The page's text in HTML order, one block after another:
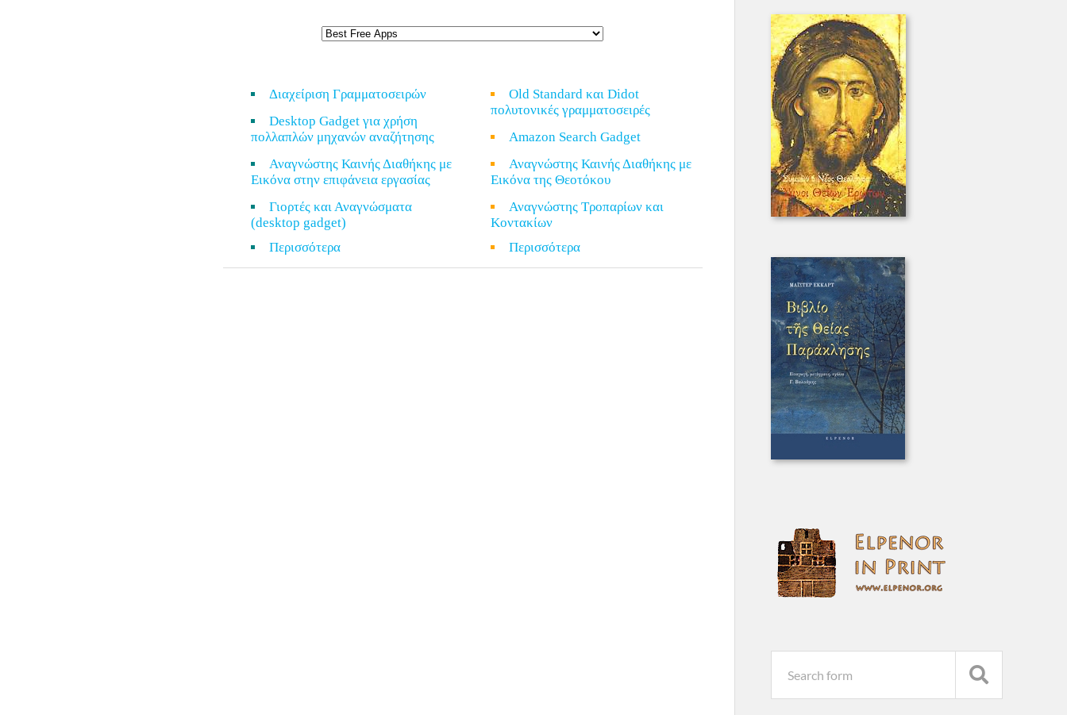
Διαχείριση Γραμματοσειρών
Desktop Gadget για χρήση
πολλαπλών μηχανών αναζήτησης
Αναγνώστης Καινής Διαθήκης με
Εικόνα στην επιφάνεια εργασίας
Γιορτές και Αναγνώσματα
(desktop gadget)
Περισσότερα
Old Standard και Didot
πολυτονικές γραμματοσειρές
Amazon Search Gadget
Αναγνώστης Καινής Διαθήκης με
Εικόνα της Θεοτόκου
Αναγνώστης Τροπαρίων και
Κοντακίων
Περισσότερα